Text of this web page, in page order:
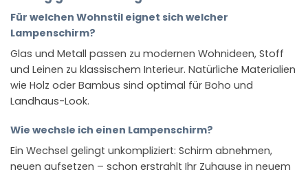
Für welchen Wohnstil eignet sich welcher
Lampenschirm?
Glas und Metall passen zu modernen Wohnideen, Stoff
und Leinen zu klassischem Interieur. Natürliche Materialien
wie Holz oder Bambus sind optimal für Boho und
Landhaus-Look.
Wie wechsle ich einen Lampenschirm?
Ein Wechsel gelingt unkompliziert: Schirm abnehmen,
neuen aufsetzen – schon erstrahlt Ihr Zuhause in neuem